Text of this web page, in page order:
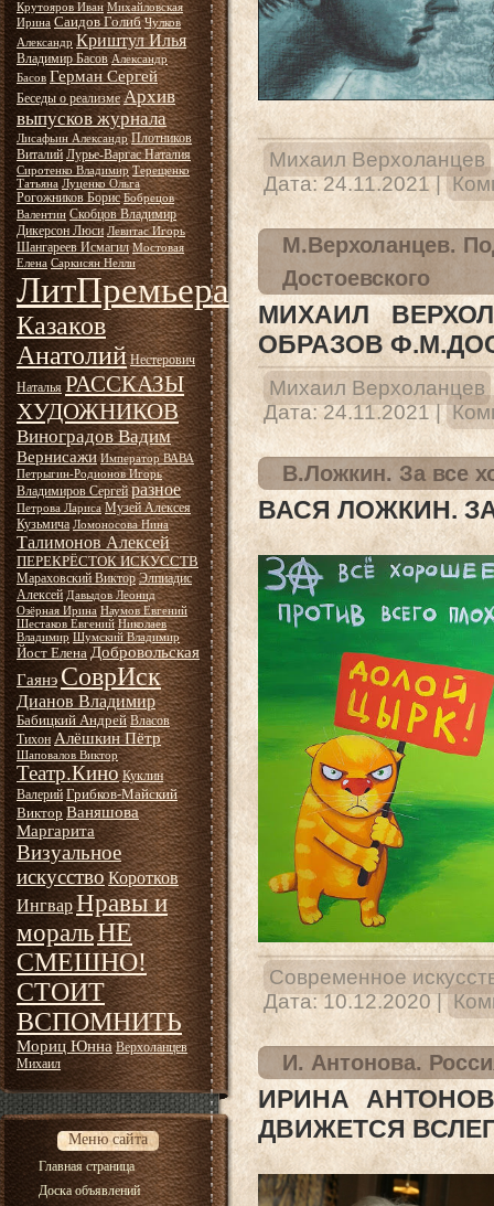
Крутояров Иван Михайловская
Ирина Саидов Голиб Чулков
Александр Криштул Илья
Владимир Басов Александр
Басов Герман Сергей
Беседы о реализме Архив
выпусков журнала
Лисафьин Александр Плотников
Виталий Лурье-Варгас Наталия
Сиротенко Владимир Терещенко
Татьяна Луценко Ольга
Рогожников Борис Бобрецов
Валентин Скобцов Владимир
Дикерсон Люси Левитас Игорь
Шангареев Исмагил Мостовая
Елена Саркисян Нелли
ЛитПремьера
Казаков
Анатолий Нестерович
Наталья РАССКАЗЫ
ХУДОЖНИКОВ
Виноградов Вадим
Вернисажи Император ВАВА
Петрыгин-Родионов Игорь
Владимиров Сергей разное
Петрова Лариса Музей Алексея
Кузьмича Ломоносова Нина
Талимонов Алексей
ПЕРЕКРЁСТОК ИСКУССТВ
Мараховский Виктор Элпиадис
Алексей Давыдов Леонид
Озёрная Ирина Наумов Евгений
Шестаков Евгений Николаев
Владимир Шумский Владимир
Йост Елена Добровольская
Гаянэ СоврИск
Дианов Владимир
Бабицкий Андрей Власов
Тихон Алёшкин Пётр
Шаповалов Виктор
Театр.Кино Куклин
Валерий Грибков-Майский
Виктор Ваняшова
Маргарита
Визуальное
искусствоКоротков
ИнгварНравы и
моральНЕ
СМЕШНО!
СТОИТ
ВСПОМНИТЬ
Мориц Юнна Верхоланцев
Михаил
Меню сайта
Главная страница
Доска объявлений
Михаил Верхоланцев
Дата: 24.11.2021 |
М.Верхоланцев.
Достоевского
МИХАИЛ
ОБРАЗОВ
Михаил Верхоланцев
Дата: 24.11.2021 |
В.Ложкин. За все
ВАСЯ ЛОЖКИН.
Современное
Дата: 10.12.2020 |
И. Антонова.
ИРИНА
ДВИЖЕТСЯ